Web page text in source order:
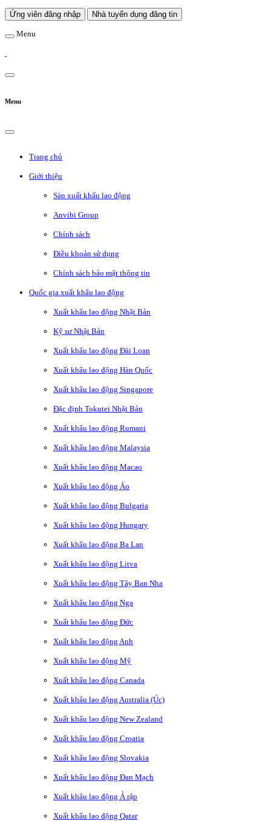
Ứng viên đăng nhập Nhà tuyển dụng đăng tin
Menu
Menu
Trang chủ
Giới thiệu
Sàn xuất khẩu lao động
Anvibi Group
Chính sách
Điều khoản sử dụng
Chính sách bảo mật thông tin
Quốc gia xuất khẩu lao động
Xuất khẩu lao động Nhật Bản
Kỹ sư Nhật Bản
Xuất khẩu lao động Đài Loan
Xuất khẩu lao động Hàn Quốc
Xuất khẩu lao động Singapore
Đặc định Tokutei Nhật Bản
Xuất khẩu lao động Rumani
Xuất khẩu lao động Malaysia
Xuất khẩu lao động Macao
Xuất khẩu lao động Áo
Xuất khẩu lao động Bulgaria
Xuất khẩu lao động Hungary
Xuất khẩu lao động Ba Lan
Xuất khẩu lao động Litva
Xuất khẩu lao động Tây Ban Nha
Xuất khẩu lao động Nga
Xuất khẩu lao động Đức
Xuất khẩu lao động Anh
Xuất khẩu lao động Mỹ
Xuất khẩu lao động Canada
Xuất khẩu lao động Australia (Úc)
Xuất khẩu lao động New Zealand
Xuất khẩu lao động Croatia
Xuất khẩu lao động Slovakia
Xuất khẩu lao động Đan Mạch
Xuất khẩu lao động Ả rập
Xuất khẩu lao động Qatar